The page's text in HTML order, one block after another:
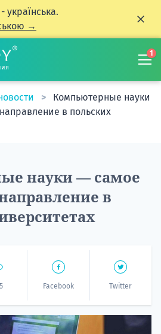
українська.
→
1
Компьютерные науки
в польских
науки — самое
в
Facebook Twitter